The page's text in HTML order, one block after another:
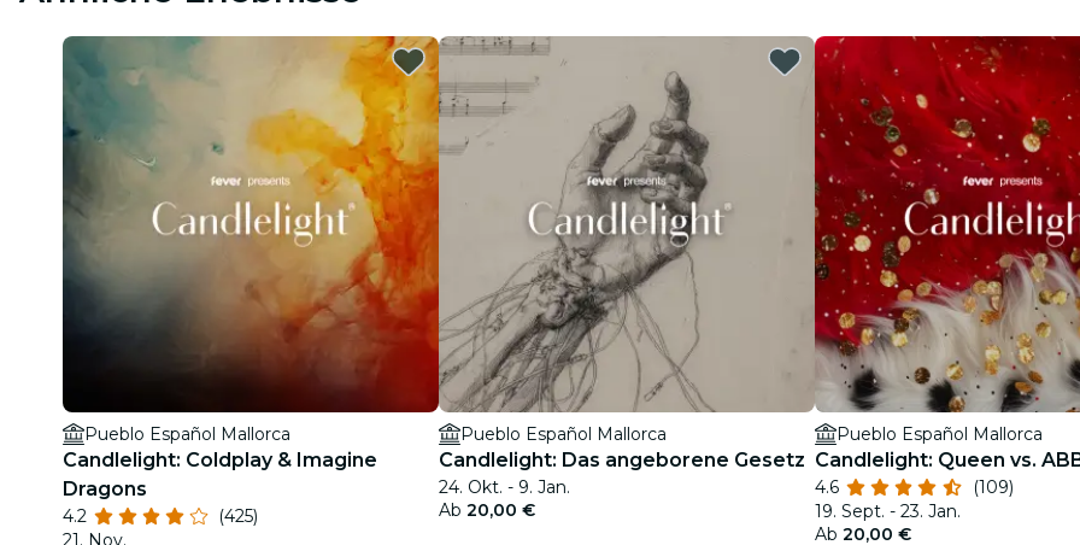
Restaurants
Kino
Pueblo Español Mallorca
Candlelight: Coldplay & Imagine
Dragons
4.2
(425)
21. Nov.
Pueblo Español Mallorca
Candlelight: Das angeborene Gesetz
24. Okt. - 9. Jan.
Ab 20,00 €
Pueblo Español Mallorca
Candlelight: Queen vs.
4.6
(109)
19. Sept. - 23. Jan.
Ab 20,00 €